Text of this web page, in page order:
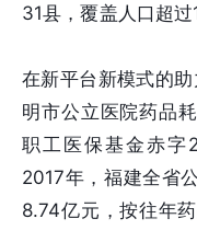
31县，覆盖人口超过
在新平台新模式的
明市公立医院药品
职工医保基金赤字
2017年，福建全省
8.74亿元，按往年